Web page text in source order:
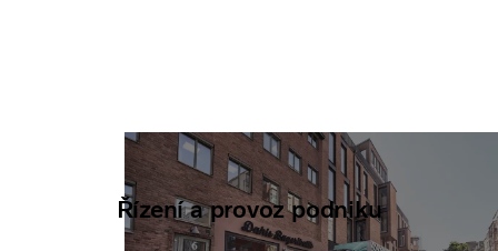
Řízení a provoz podniku